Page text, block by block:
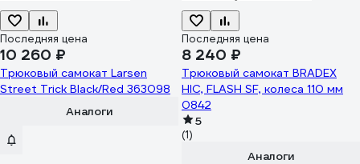
Последняя цена
10 260 ₽
Трюковый самокат Larsen
Street Trick Black/Red 363098
Аналоги
Последняя цена
8 240 ₽
Трюковый самокат BRADEX
HIC, FLASH SF, колеса 110 мм
0842
5
(1)
Аналоги